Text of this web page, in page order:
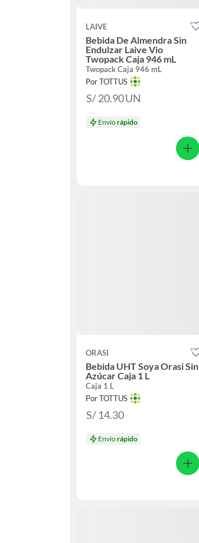
LAIVE
Bebida De Almendra Sin
Endulzar Laive Vio
Twopack Caja 946 mL
Twopack Caja 946 mL
Por TOTTUS
S/ 20.90UN
Envíorápido
ORASI
Bebida UHT Soya Orasi Sin
Azúcar Caja 1 L
Caja 1 L
Por TOTTUS
S/ 14.30
Envíorápido